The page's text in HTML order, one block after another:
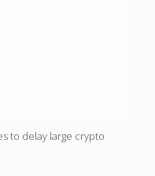
to delay large crypto